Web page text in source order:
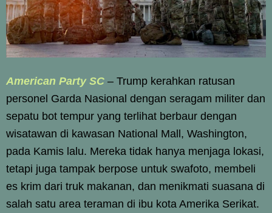
American Party SC – Trump kerahkan ratusan
personel Garda Nasional dengan seragam militer dan
sepatu bot tempur yang terlihat berbaur dengan
wisatawan di kawasan National Mall, Washington,
pada Kamis lalu. Mereka tidak hanya menjaga lokasi,
tetapi juga tampak berpose untuk swafoto, membeli
es krim dari truk makanan, dan menikmati suasana di
salah satu area teraman di ibu kota Amerika Serikat.